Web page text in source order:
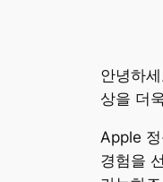
안녕하
상을 더
Apple
경험을